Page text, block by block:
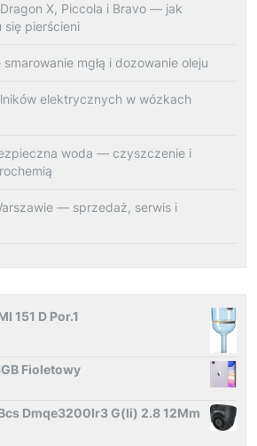
X, Piccola i Bravo — jak
się pierścieni
mgłą i dozowanie oleju
elektrycznych w wózkach
woda — czyszczenie i
— sprzedaż, serwis i
151 D Por.1
Fioletowy
Dmqe3200Ir3 G(Ii) 2.8 12Mm